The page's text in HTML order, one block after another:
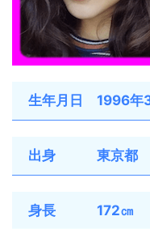
生年月日 1996年
出身 東京都
身長 172㎝